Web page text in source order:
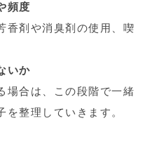
頻度
香剤や消臭剤の使用、喫
いか
場合は、この段階で一緒
整理していきます。